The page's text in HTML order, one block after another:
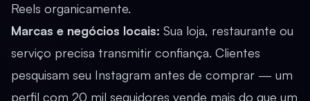
Reels organicamente.
Marcas e negócios locais: Sua loja, restaurante ou
serviço precisa transmitir confiança. Clientes
pesquisam seu Instagram antes de comprar — um
perfil com 20 mil seguidores vende mais do que um